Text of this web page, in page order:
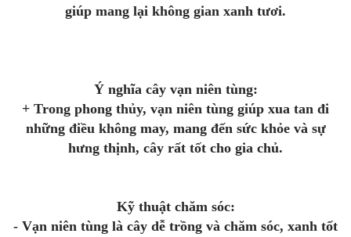
giúp mang lại không gian xanh tươi.
Ý nghĩa cây vạn niên tùng:
+ Trong phong thủy, vạn niên tùng giúp xua tan đi
những điều không may, mang đến sức khỏe và sự
hưng thịnh, cây rất tốt cho gia chủ.
Kỹ thuật chăm sóc:
- Vạn niên tùng là cây dễ trồng và chăm sóc, xanh tốt